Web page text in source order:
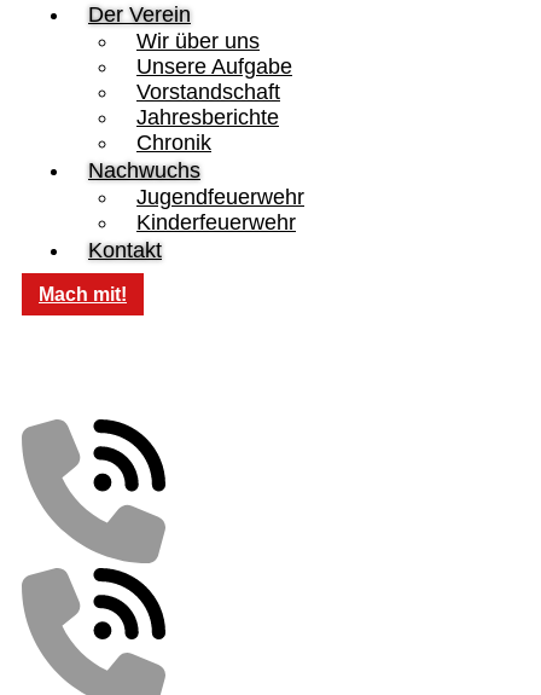
Der Verein
Wir über uns
Unsere Aufgabe
Vorstandschaft
Jahresberichte
Chronik
Nachwuchs
Jugendfeuerwehr
Kinderfeuerwehr
Kontakt
Mach mit!